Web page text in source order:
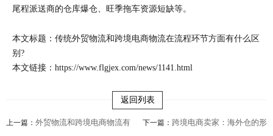
尾程派送商的仓库爆仓、旺季拖车资源短缺等。
本文标题：传统外贸物流和跨境电商物流在流程环节方面有什么区
别?
本文链接： https://www.flgjex.com/news/1141.html
返回列表
上一篇： 外贸物流和跨境电商物流有 下一篇： 跨境电商卖家：海外仓的形